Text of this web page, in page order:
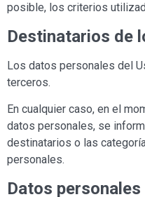
posible, los criterios
Destinatarios de
Los datos personales del
terceros.
En cualquier caso, en el
datos personales, se
destinatarios o las
personales.
Datos